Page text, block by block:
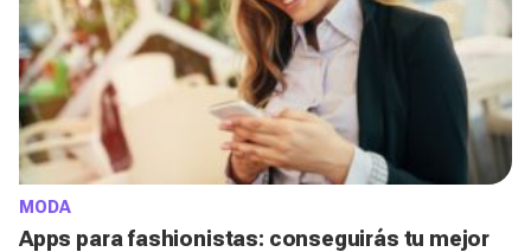
MODA
Apps para fashionistas: conseguirás tu mejor